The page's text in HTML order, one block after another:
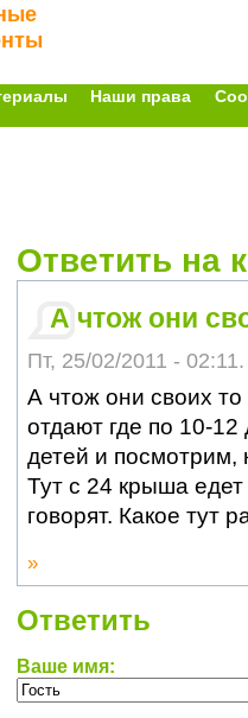
Наши права
Ответить на
А чтож они
Пт, 25/02/2011 - 02:11.
А чтож они своих
отдают где по 10-12
детей и посмотрим,
Тут с 24 крыша
говорят. Какое тут
»
Ответить
Ваше имя: